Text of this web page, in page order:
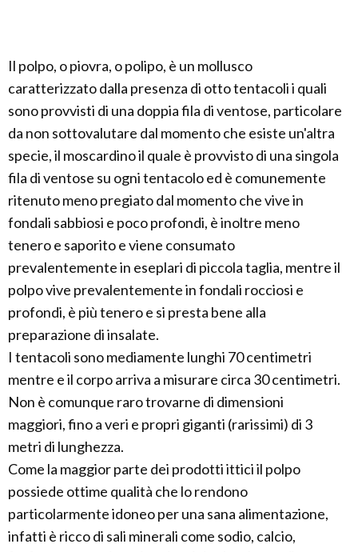
Il polpo, o piovra, o polipo, è un mollusco
caratterizzato dalla presenza di otto tentacoli i quali
sono provvisti di una doppia fila di ventose, particolare
da non sottovalutare dal momento che esiste un'altra
specie, il moscardino il quale è provvisto di una singola
fila di ventose su ogni tentacolo ed è comunemente
ritenuto meno pregiato dal momento che vive in
fondali sabbiosi e poco profondi, è inoltre meno
tenero e saporito e viene consumato
prevalentemente in eseplari di piccola taglia, mentre il
polpo vive prevalentemente in fondali rocciosi e
profondi, è più tenero e si presta bene alla
preparazione di insalate.
I tentacoli sono mediamente lunghi 70 centimetri
mentre e il corpo arriva a misurare circa 30 centimetri.
Non è comunque raro trovarne di dimensioni
maggiori, fino a veri e propri giganti (rarissimi) di 3
metri di lunghezza.
Come la maggior parte dei prodotti ittici il polpo
possiede ottime qualità che lo rendono
particolarmente idoneo per una sana alimentazione,
infatti è ricco di sali minerali come sodio, calcio,